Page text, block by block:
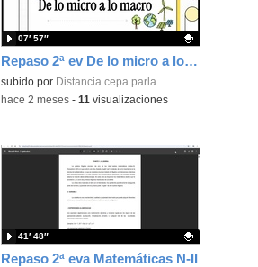
Repaso 2ª ev De lo micro a lo macro...Célula, Cuerpo humano y Ecología
Contenido educativo.
subido por Distancia cepa parla
07′ 57″
-hace 2 meses- 11 visualizaciones
Repaso 2ª eva Matemáticas N-II
41′ 48″